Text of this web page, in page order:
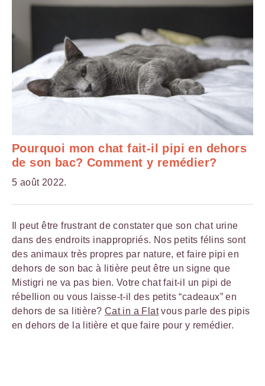
Pourquoi mon chat fait-il pipi en dehors
de son bac? Comment y remédier?
5 août 2022.
Il peut être frustrant de constater que son chat urine
dans des endroits inappropriés. Nos petits félins sont
des animaux très propres par nature, et faire pipi en
dehors de son bac à litière peut être un signe que
Mistigri ne va pas bien. Votre chat fait-il un pipi de
rébellion ou vous laisse-t-il des petits “cadeaux” en
dehors de sa litière? Cat in a Flatvous parle des pipis
en dehors de la litière et que faire pour y remédier.